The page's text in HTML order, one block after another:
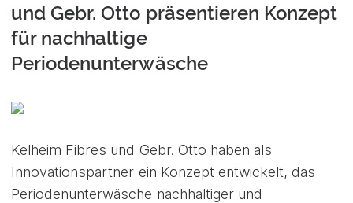
und Gebr. Otto präsentieren Konzept
für nachhaltige
Periodenunterwäsche
Kelheim Fibres und Gebr. Otto haben als
Innovationspartner ein Konzept entwickelt, das
Periodenunterwäsche nachhaltiger und